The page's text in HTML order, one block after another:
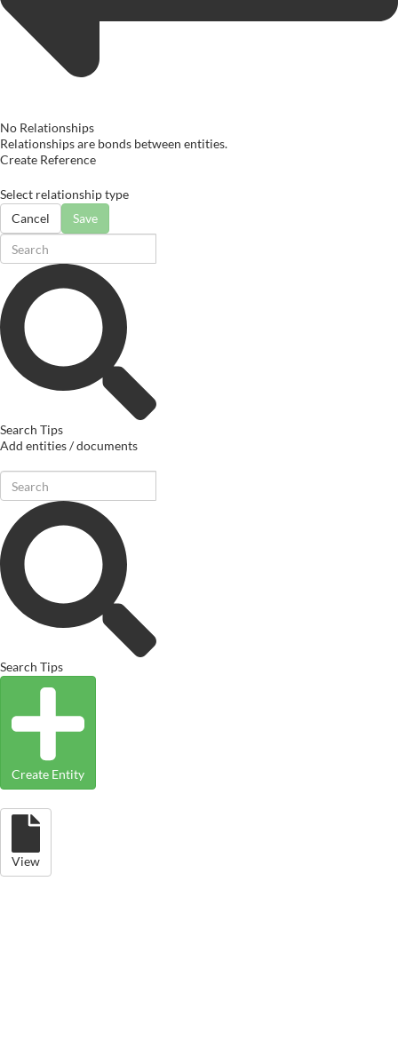
No Relationships
Relationships are bonds between entities.
Create Reference
Select relationship type
Cancel
Save
Search Tips
Add entities / documents
Search Tips
Create Entity
View